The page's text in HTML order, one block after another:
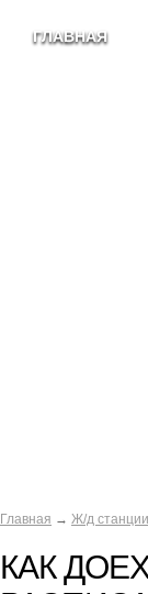
ГЛАВНАЯ
Главная → Ж/д станции
КАК